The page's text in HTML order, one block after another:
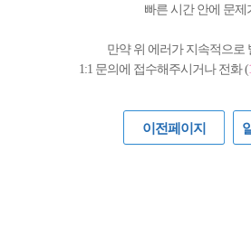
빠른 시간 안에 문
만약 위 에러가 지속적으로
1:1 문의에 접수해주시거나 전화 (
이전페이지